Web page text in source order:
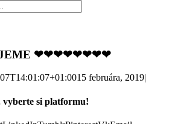
❤❤❤❤❤❤❤❤
15 februára, 2019|
si platformu!